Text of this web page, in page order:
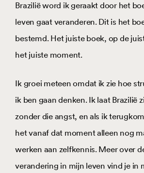
Brazilië word ik geraakt door het
leven gaat veranderen. Dit is het
bestemd. Het juiste boek, op de
het juiste moment.
Ik groei meteen omdat ik zie hoe
ik ben gaan denken. Ik laat Brazilië
zonder die angst, en als ik
het vanaf dat moment alleen nog
werken aan zelfkennis. Meer over
verandering in mijn leven vind je in